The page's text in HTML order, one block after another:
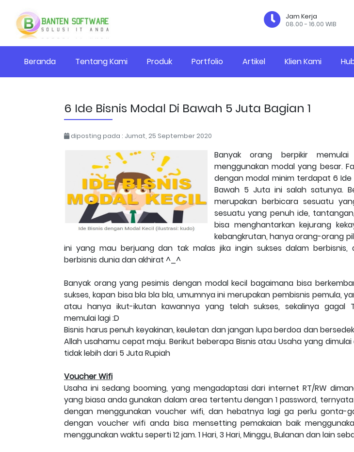
Jam Kerja
08.00 - 16.00 WIB
Beranda Tentang Kami Produk Portfolio Artikel Klien Kami
6 Ide Bisnis Modal Di Bawah 5 Juta Bagian 1
diposting pada : Jumat, 25 September 2020
Banyak orang berpikir
menggunakan modal yang besar.
dengan modal minim terdapat 6 Ide
Bawah 5 Juta ini salah satunya.
merupakan berbicara sesuatu
sesuatu yang penuh ide,
bisa menghantarkan kejurang
kebangkrutan, hanya orang-orang
ini yang mau berjuang dan tak malas jika ingin sukses dalam berbisnis,
berbisnis dunia dan akhirat ^_^
Banyak orang yang pesimis dengan modal kecil bagaimana bisa
sukses, kapan bisa bla bla bla, umumnya ini merupakan pembisnis pemula,
atau hanya ikut-ikutan kawannya yang telah sukses, sekalinya gagal
memulai lagi :D
Bisnis harus penuh keyakinan, keuletan dan jangan lupa berdoa dan
Allah usahamu cepat maju. Berikut beberapa Bisnis atau Usaha yang
tidak lebih dari 5 Juta Rupiah
Voucher Wifi
Usaha ini sedang booming, yang mengadaptasi dari internet RT/RW
yang biasa anda gunakan dalam area tertentu dengan 1 password,
dengan menggunakan voucher wifi, dan hebatnya lagi ga perlu gonta-
dengan voucher wifi anda bisa mensetting pemakaian baik
menggunakan waktu seperti 12 jam. 1 Hari, 3 Hari, Minggu, Bulanan dan lain